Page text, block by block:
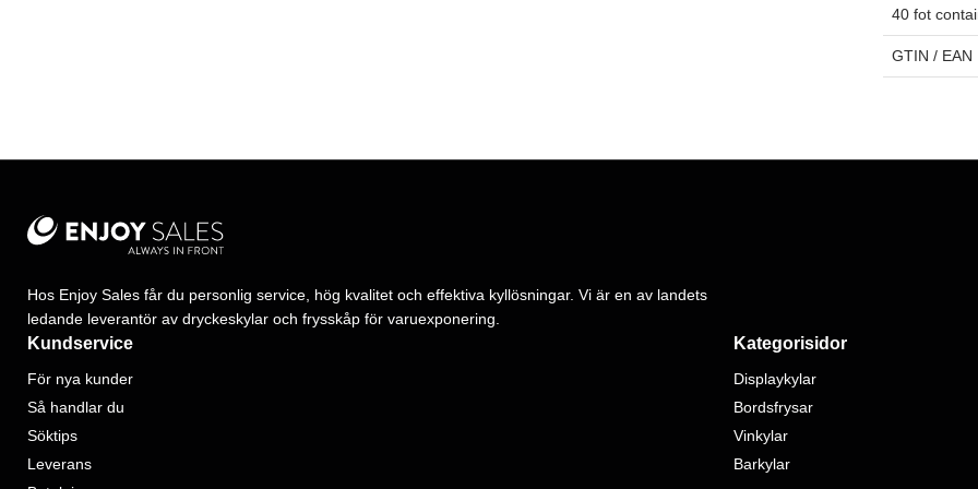
40 fot
GTIN / EAN
Hos Enjoy Sales får du personlig service, hög kvalitet och effektiva kyllösningar. Vi är en av landets
ledande leverantör av dryckeskylar och frysskåp för varuexponering.
Kundservice
För nya kunder
Så handlar du
Söktips
Leverans
Kategorisidor
Displaykylar
Bordsfrysar
Vinkylar
Barkylar